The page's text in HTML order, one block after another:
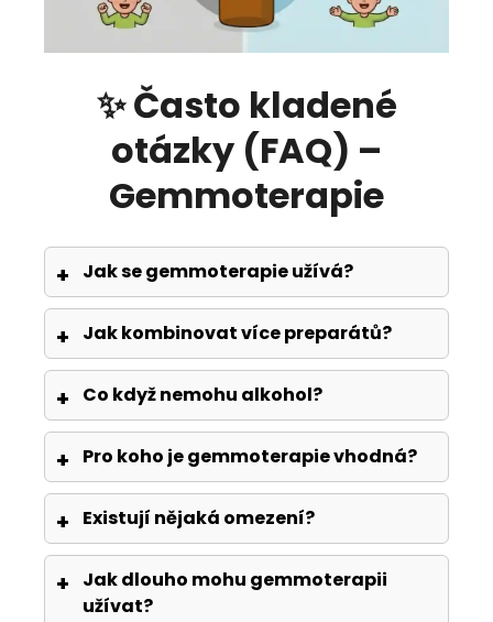
✨ Často kladené
otázky (FAQ) –
Gemmoterapie
Jak se gemmoterapie užívá?
Jak kombinovat více preparátů?
Co když nemohu alkohol?
Pro koho je gemmoterapie vhodná?
Existují nějaká omezení?
Jak dlouho mohu gemmoterapii
užívat?